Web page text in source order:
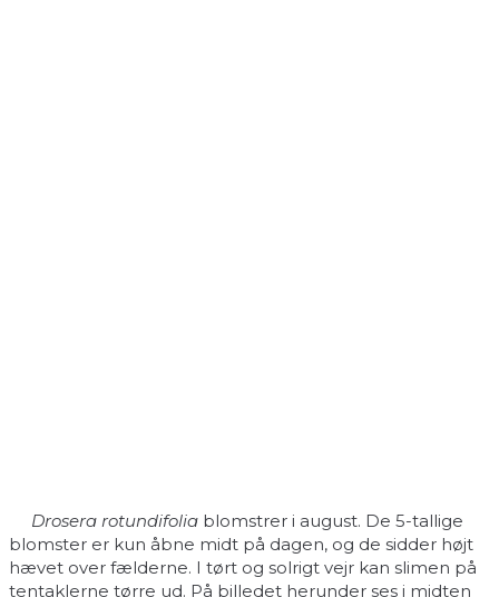
Drosera rotundifolia blomstrer i august. De 5-tallige
blomster er kun åbne midt på dagen, og de sidder højt
hævet over fælderne. I tørt og solrigt vejr kan slimen på
tentaklerne tørre ud. På billedet herunder ses i midten